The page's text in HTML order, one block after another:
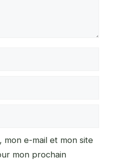
mon e-mail et mon site
mon prochain